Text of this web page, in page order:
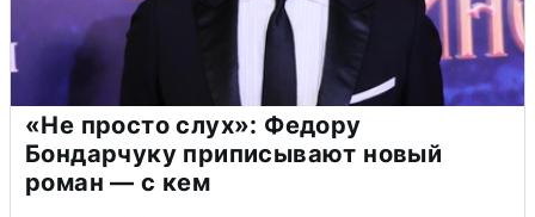
«Не просто слух»: Федору
Бондарчуку приписывают новый
роман — с кем